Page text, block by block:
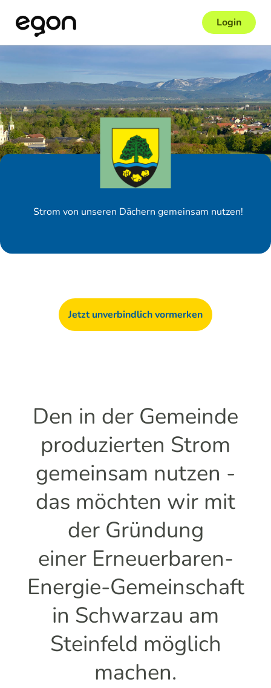
Login
Strom von unseren Dächern gemeinsam nutzen!
Jetzt unverbindlich vormerken
Den in der Gemeinde
produzierten Strom
gemeinsam nutzen -
das möchten wir mit
der Gründung
einer Erneuerbaren-
Energie-Gemeinschaft
in Schwarzau am
Steinfeld möglich
machen.